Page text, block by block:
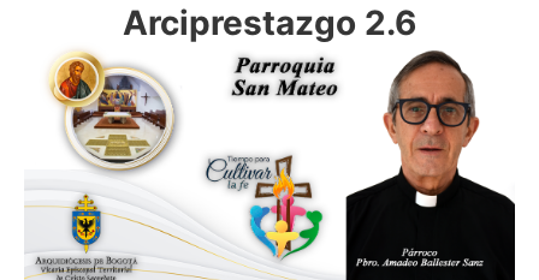
Arciprestazgo 2.6